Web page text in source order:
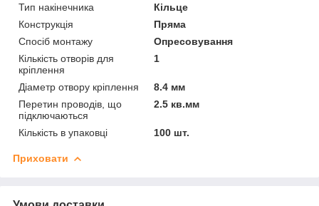
Тип накінечника
Кільце
Конструкція
Пряма
Спосіб монтажу
Опресовування
Кількість отворів для
кріплення
1
Діаметр отвору кріплення
8.4 мм
Перетин проводів, що
підключаються
2.5 кв.мм
Кількість в упаковці 100 шт.
Приховати